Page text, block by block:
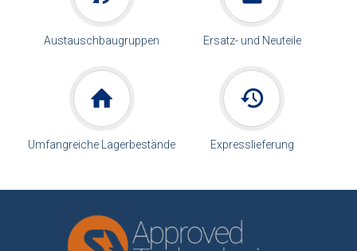
Austauschbaugruppen Ersatz- und Neuteile
Umfangreiche Lagerbestände Expresslieferung